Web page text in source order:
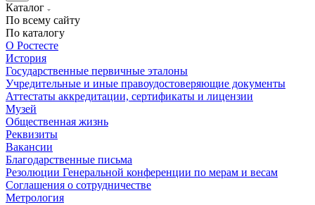
Каталог
По всему сайту
По каталогу
О Ростесте
История
Государственные первичные эталоны
Учредительные и иные правоудостоверяющие документы
Аттестаты аккредитации, сертификаты и лицензии
Музей
Общественная жизнь
Реквизиты
Вакансии
Благодарственные письма
Резолюции Генеральной конференции по мерам и весам
Соглашения о сотрудничестве
Метрология